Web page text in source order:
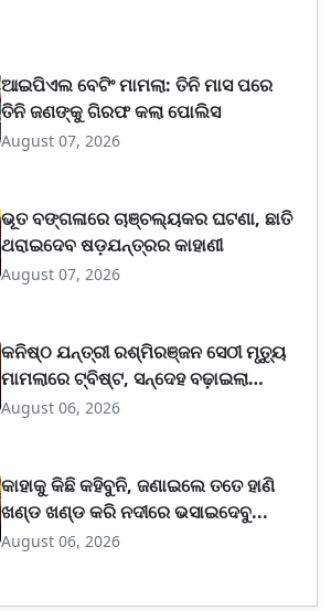
ଆଇପିଏଲ ବେଟିଂ ମାମଲା: ତିନି ମାସ ପରେ
ତିନି ଜଣଙ୍କୁ ଗିରଫ କଲା ପୋଲିସ
August 07, 2026
ଭୂତ ବଙ୍ଗଳାରେ ଚାଞ୍ଚଲ୍ୟକର ଘଟଣା, ଛାତି
ଥରାଇଦେବ ଷଡ଼ଯନ୍ତ୍ରର କାହାଣୀ
August 07, 2026
କନିଷ୍ଠ ଯନ୍ତ୍ରୀ ରଶ୍ମିରଞ୍ଜନ ସେଠୀ ମୃତ୍ୟୁ
ମାମଲାରେ ଟ୍ବିଷ୍ଟ, ସନ୍ଦେହ ବଢ଼ାଇଲା
ପୋଷ୍ଟ ମର୍ଟମ ରିପୋର୍ଟ
August 06, 2026
କାହାକୁ କିଛି କହିବୁନି, ଜଣାଇଲେ ତତେ ହାଣି
ଖଣ୍ଡ ଖଣ୍ଡ କରି ନଦୀରେ ଭସାଇଦେବୁ...
August 06, 2026